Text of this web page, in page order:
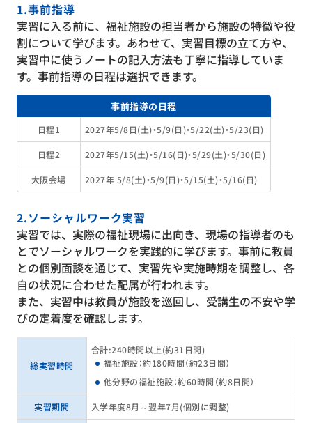
1.事前指導
実習に入る前に、福祉施設の担当者から施設の特徴や役
割について学びます。あわせて、実習目標の立て方や、
実習中に使うノートの記入方法も丁寧に指導していま
す。事前指導の日程は選択できます。
事前指導の日程
日程1 2027年5/8日(土)・5/9(日)・5/22(土)・5/23(日)
日程2 2027年5/15(土)・5/16(日)・5/29(土)・5/30(日)
大阪会場 2027年 5/8(土)・5/9(日)・5/15(土)・5/16(日)
2.ソーシャルワーク実習
実習では、実際の福祉現場に出向き、現場の指導者のも
とでソーシャルワークを実践的に学びます。事前に教員
との個別面談を通じて、実習先や実施時期を調整し、各
自の状況に合わせた配属が行われます。
また、実習中は教員が施設を巡回し、受講生の不安や学
びの定着度を確認します。
総実習時間
合計：240時間以上（約31日間）
福祉施設：約180時間（約23日間）
他分野の福祉施設：約60時間（約8日間）
実習期間 入学年度8月～翌年7月（個別に調整）